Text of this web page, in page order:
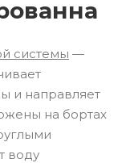
системы —
и направляет
на бортах
воду